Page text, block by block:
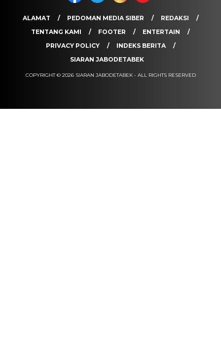
ALAMAT PEDOMAN MEDIA SIBER
REDAKSI
TENTANG KAMI
FOOTER
ENTERTAIN
PRIVACY POLICY
INDEKS BERITA
SIARAN JABODETABEK
COPYRIGHT © 2026 SIARAN JABODETABEK - ALL RIGHTS RESERVED